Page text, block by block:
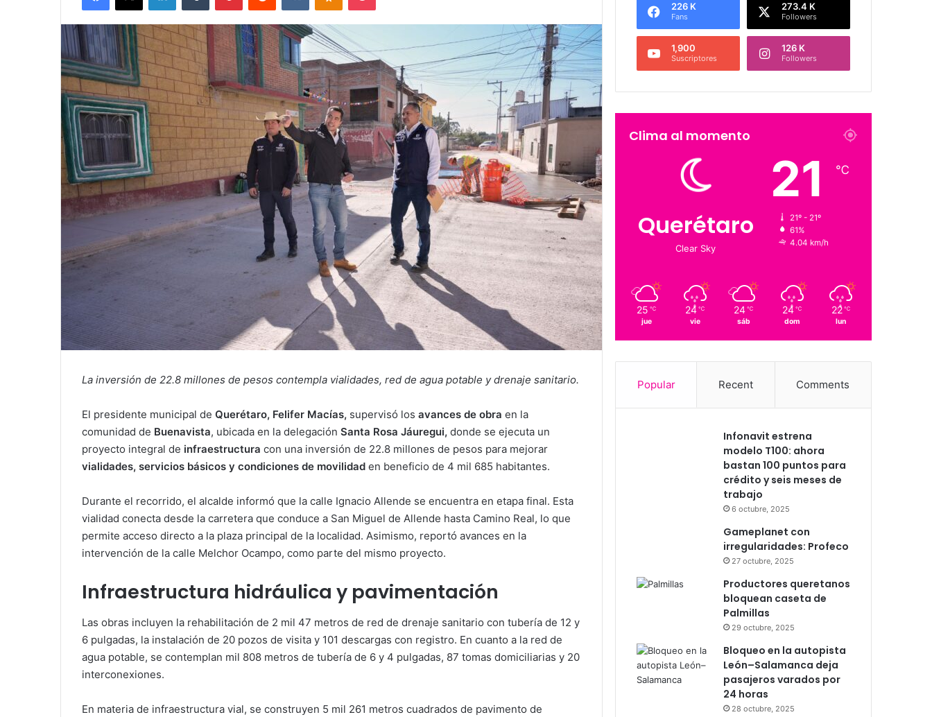
La inversión de 22.8 millones de pesos contempla vialidades, red de agua potable y drenaje sanitario.
El presidente municipal de Querétaro, Felifer Macías, supervisó los avances de obra en la
comunidad de Buenavista, ubicada en la delegación Santa Rosa Jáuregui, donde se ejecuta un
proyecto integral de infraestructura con una inversión de 22.8 millones de pesos para mejorar
vialidades, servicios básicos y condiciones de movilidad en beneficio de 4 mil 685 habitantes.
Durante el recorrido, el alcalde informó que la calle Ignacio Allende se encuentra en etapa final. Esta
vialidad conecta desde la carretera que conduce a San Miguel de Allende hasta Camino Real, lo que
permite acceso directo a la plaza principal de la localidad. Asimismo, reportó avances en la
intervención de la calle Melchor Ocampo, como parte del mismo proyecto.
Infraestructura hidráulica y pavimentación
Las obras incluyen la rehabilitación de 2 mil 47 metros de red de drenaje sanitario con tubería de 12 y
6 pulgadas, la instalación de 20 pozos de visita y 101 descargas con registro. En cuanto a la red de
agua potable, se contemplan mil 808 metros de tubería de 6 y 4 pulgadas, 87 tomas domiciliarias y 20
interconexiones.
En materia de infraestructura vial, se construyen 5 mil 261 metros cuadrados de pavimento de
226 K
Fans
273.4 K
Followers
1,900
Suscriptores
126 K
Followers
Clima al momento
Querétaro
Clear Sky
21 ℃
21º - 21º
61%
4.04 km/h
25 ℃
jue
24 ℃
vie
24 ℃
sáb
24 ℃
dom
22 ℃
lun
Popular Recent Comments
Infonavit estrena
modelo T100: ahora
bastan 100 puntos para
crédito y seis meses de
trabajo
6 octubre, 2025
Gameplanet con
irregularidades: Profeco
27 octubre, 2025
Productores queretanos
bloquean caseta de
Palmillas
29 octubre, 2025
Bloqueo en la autopista
León–Salamanca deja
pasajeros varados por
24 horas
28 octubre, 2025